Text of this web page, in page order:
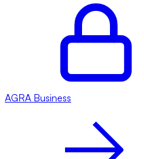
AGRA Business